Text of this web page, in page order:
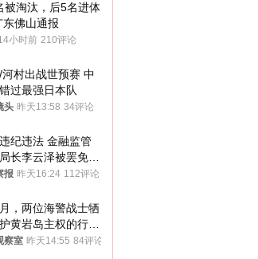
被淘汰，后5名进体
东佛山通报
小时前 210评论
河村出战世预赛 中
过最强日本队
头 昨天13:58 34评论
纪违法 金融监管
长李云泽被罢免全
表
报 昨天16:24 112评论
，两位海警战士牺
黄岩岛主权的行动
察室 昨天14:55 84评论